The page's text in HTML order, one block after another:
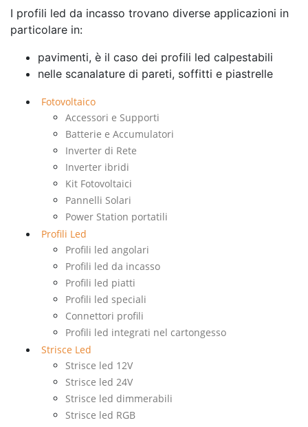
I profili led da incasso trovano diverse applicazioni in
particolare in:
pavimenti, è il caso dei profili led calpestabili
nelle scanalature di pareti, soffitti e piastrelle
Fotovoltaico
Accessori e Supporti
Batterie e Accumulatori
Inverter di Rete
Inverter ibridi
Kit Fotovoltaici
Pannelli Solari
Power Station portatili
Profili Led
Profili led angolari
Profili led da incasso
Profili led piatti
Profili led speciali
Connettori profili
Profili led integrati nel cartongesso
Strisce Led
Strisce led 12V
Strisce led 24V
Strisce led dimmerabili
Strisce led RGB